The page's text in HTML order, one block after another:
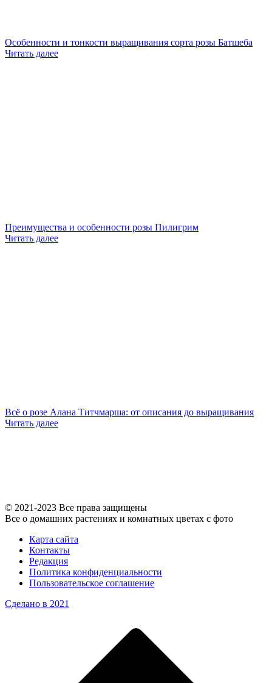
Особенности и тонкости выращивания сорта розы Батшеба
Читать далее
Преимущества и особенности розы Пилигрим
Читать далее
Всё о розе Алана Титчмарша: от описания до выращивания
Читать далее
© 2021-2023 Все права защищены
Все о домашних растениях и комнатных цветах с фото
Карта сайта
Контакты
Редакция
Политика конфиденциальности
Пользовательское соглашение
Сделано в 2021